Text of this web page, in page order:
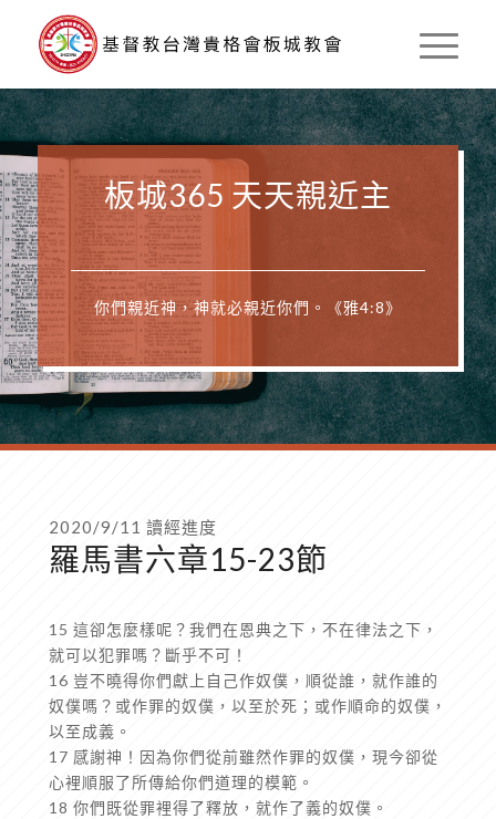
板城365 天天親近主
你們親近神，神就必親近你們。《雅4:8》
2020/9/11 讀經進度
羅馬書六章15-23節
15 這卻怎麼樣呢？我們在恩典之下，不在律法之下，
就可以犯罪嗎？斷乎不可！
16 豈不曉得你們獻上自己作奴僕，順從誰，就作誰的
奴僕嗎？或作罪的奴僕，以至於死；或作順命的奴僕，
以至成義。
17 感謝神！因為你們從前雖然作罪的奴僕，現今卻從
心裡順服了所傳給你們道理的模範。
18 你們既從罪裡得了釋放，就作了義的奴僕。